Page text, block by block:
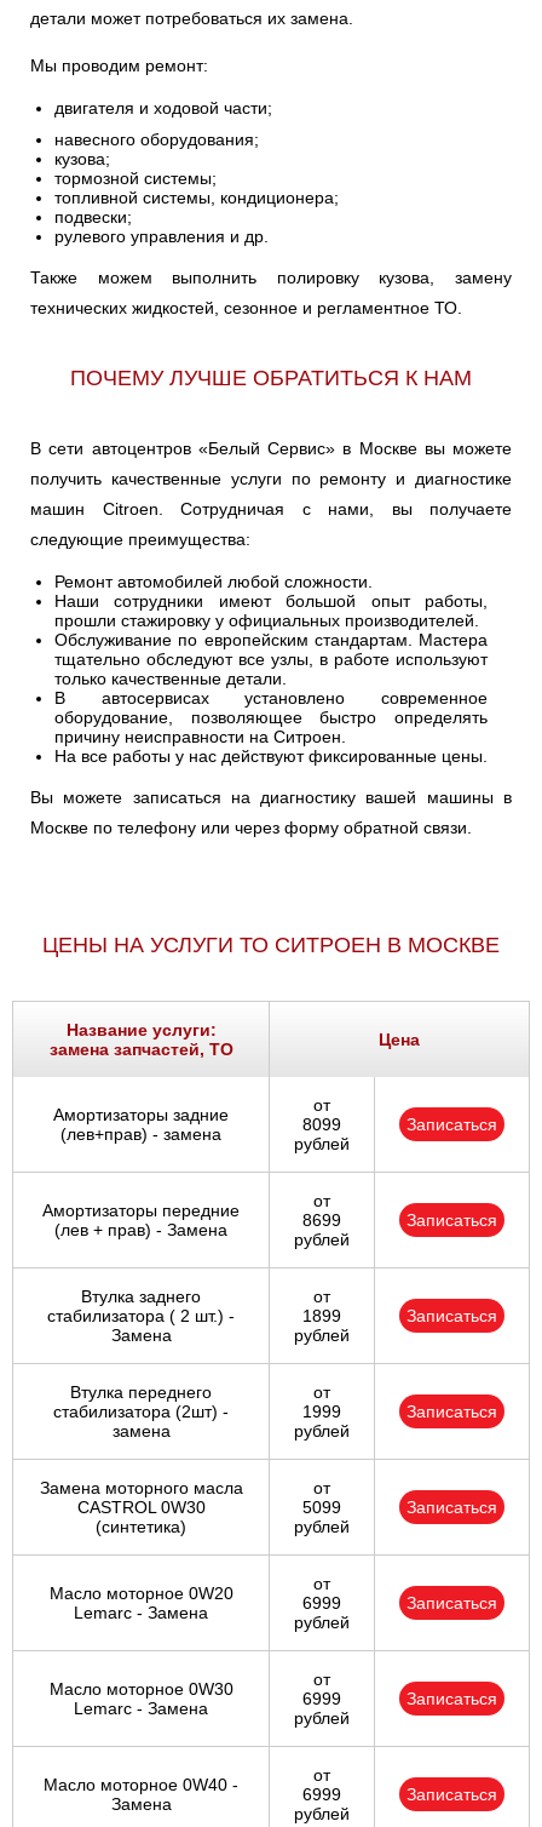
детали может потребоваться их замена.
Мы проводим ремонт:
двигателя и ходовой части;
навесного оборудования;
кузова;
тормозной системы;
топливной системы, кондиционера;
подвески;
рулевого управления и др.
Также можем выполнить полировку кузова, замену
технических жидкостей, сезонное и регламентное ТО.
ПОЧЕМУ ЛУЧШЕ ОБРАТИТЬСЯ К НАМ
В сети автоцентров «Белый Сервис» в Москве вы можете
получить качественные услуги по ремонту и диагностике
машин Сitroen. Сотрудничая с нами, вы получаете
следующие преимущества:
Ремонт автомобилей любой сложности.
Наши сотрудники имеют большой опыт работы,
прошли стажировку у официальных производителей.
Обслуживание по европейским стандартам. Мастера
тщательно обследуют все узлы, в работе используют
только качественные детали.
В автосервисах установлено современное
оборудование, позволяющее быстро определять
причину неисправности на Ситроен.
На все работы у нас действуют фиксированные цены.
Вы можете записаться на диагностику вашей машины в
Москве по телефону или через форму обратной связи.
ЦЕНЫ НА УСЛУГИ ТО СИТРОЕН В МОСКВЕ
Название услуги:
замена запчастей, ТО
Цена
Амортизаторы задние
(лев+прав) - замена
от
8099
рублей
Записаться
Амортизаторы передние
(лев + прав) - Замена
от
8699
рублей
Записаться
Втулка заднего
стабилизатора ( 2 шт.) -
Замена
от
1899
рублей
Записаться
Втулка переднего
стабилизатора (2шт) -
замена
от
1999
рублей
Записаться
Замена моторного масла
CASTROL 0W30
(синтетика)
от
5099
рублей
Записаться
Масло моторное 0W20
Lemarc - Замена
от
6999
рублей
Записаться
Масло моторное 0W30
Lemarc - Замена
от
6999
рублей
Записаться
Масло моторное 0W40 -
Замена
от
6999
рублей
Записаться